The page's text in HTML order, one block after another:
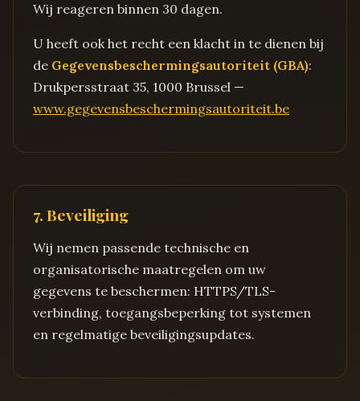
Wij reageren binnen 30 dagen.
U heeft ook het recht een klacht in te dienen bij
de Gegevensbeschermingsautoriteit (GBA):
Drukpersstraat 35, 1000 Brussel —
www.gegevensbeschermingsautoriteit.be
7. Beveiliging
Wij nemen passende technische en
organisatorische maatregelen om uw
gegevens te beschermen: HTTPS/TLS-
verbinding, toegangsbeperking tot systemen
en regelmatige beveiligingsupdates.